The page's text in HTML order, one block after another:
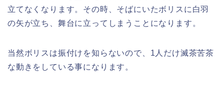
立てなくなります。その時、そばにいたボリスに白羽
の矢が立ち、舞台に立ってしまうことになります。
当然ボリスは振付けを知らないので、1人だけ滅茶苦茶
な動きをしている事になります。